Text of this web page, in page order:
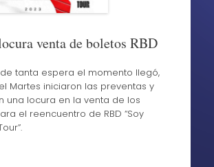
venta de boletos RBD
tanta espera el momento llegó,
Martes iniciaron las preventas y
una locura en la venta de los
el reencuentro de RBD “Soy